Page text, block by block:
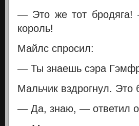
— Это же тот бродяга!
король!
Майлс спросил:
— Ты знаешь сэра
Мальчик вздрогнул.
— Да, знаю, — ответил